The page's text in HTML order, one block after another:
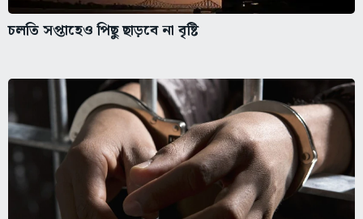
চলতি সপ্তাহেও পিছু ছাড়বে না বৃষ্টি